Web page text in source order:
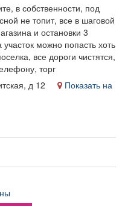
Компании
Проекты
в собственности, под
не топит, все в шаговой
и остановки 3
можно попасть хоть
все дороги чистятся,
торг
д 12
Показать на